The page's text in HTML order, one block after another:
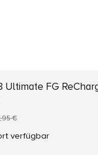
Ultimate FG
€
verfügbar